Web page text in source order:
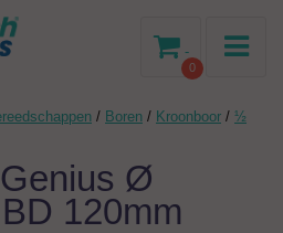
0
-
/ Boren / Kroonboor / ½
Ø
120mm